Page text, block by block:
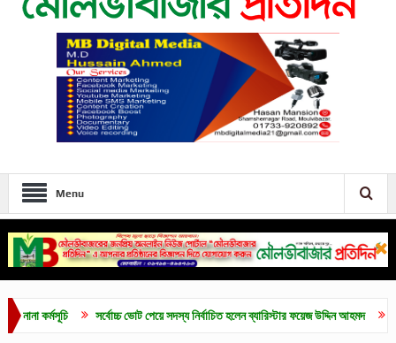
Menu
সর্বোচ্চ ভোট পেয়ে সদস্য নির্বাচিত হলেন ব্যারিস্টার ফয়েজ উদ্দিন আহমদ